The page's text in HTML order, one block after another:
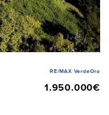
RE/MAX VerdeOro
1.950.000€